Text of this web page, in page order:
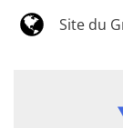
Site du